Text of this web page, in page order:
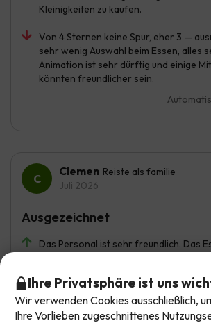
Kleinigkeiten zu kaufen.
Von 4 Sternen keine Spur, eher 3 —
sehr wenig Auswahl beim Essen, alles
Animation ist sehr dürftig und einige
könnten freundlicher sein.
Clemen Reiste als familie
Juli 2026
Das Personal ist sehr freundlich. Das
100%.
Ausgezeichnet
Lasst euch kein Angebot mehr
Unsere Angebote ändern sich
Ihre Privatsphäre ist uns
Wir verwenden Cookies ausschließlich,
Ihre Vorlieben zugeschnittenes